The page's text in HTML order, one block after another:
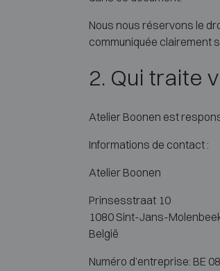
Nous nous réservons le
communiquée clairement
2. Qui traite
Atelier Boonen est
Informations de contact :
Atelier Boonen
Prinsesstraat 10
1080 Sint-Jans-
België
Numéro d’entreprise: BE